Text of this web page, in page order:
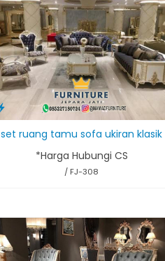
set ruang tamu sofa ukiran klasik
*Harga Hubungi CS
/ FJ-308